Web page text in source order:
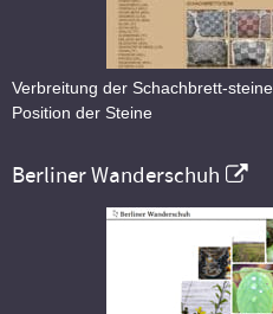
Verbreitung der Schachbrett-
Position der Steine
Berliner Wanderschuh